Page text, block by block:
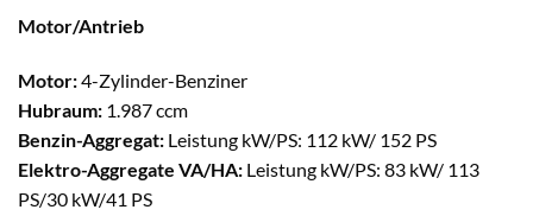
Motor/Antrieb
Motor:4-Zylinder-Benziner
Hubraum: 1.987 ccm
Benzin-Aggregat: Leistung kW/PS: 112 kW/ 152 PS
Elektro-Aggregate VA/HA: Leistung kW/PS: 83 kW/ 113
PS/30 kW/41 PS